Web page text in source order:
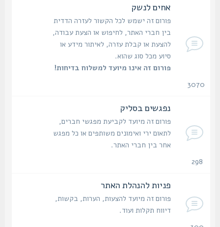
אחים לנשק
פורום זה ישמש לכל הקשור לעזרה הדדית
בין חברי האתר, לחיפוש או הצעת עבודה,
להצעת או קבלת עזרה, לאיתור מידע או
סיוע מכל סוג שהוא.
פורום זה אינו מיועד למשלוח בדיחות!
3070
נפגשים בסליק
פורום זה מיועד לקביעת מפגשי חברים,
לתאום ירי ואימונים משותפים או כל מפגש
אחר בין חברי האתר.
פניות להנהלת האתר
פורום זה מיועד להצעות, הערות, בקשות,
דיווח תקלות ועוד.